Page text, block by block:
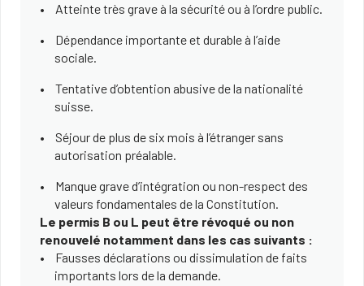
Atteinte très grave à la sécurité ou à l’ordre public.
Dépendance importante et durable à l’aide
sociale.
Tentative d’obtention abusive de la nationalité
suisse.
Séjour de plus de six mois à l’étranger sans
autorisation préalable.
Manque grave d’intégration ou non-respect des
valeurs fondamentales de la Constitution.
Le permis B ou L peut être révoqué ou non
renouvelé notamment dans les cas suivants :
Fausses déclarations ou dissimulation de faits
importants lors de la demande.